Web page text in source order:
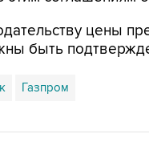
цены
быть
Газпром